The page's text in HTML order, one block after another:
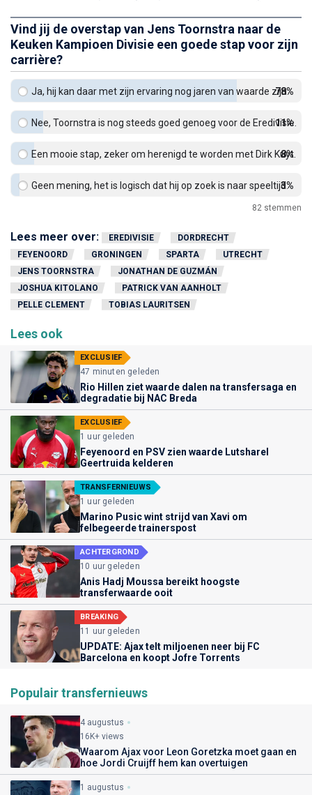
Vind jij de overstap van Jens Toornstra naar de
Keuken Kampioen Divisie een goede stap voor zijn
carrière?
Ja, hij kan daar met zijn ervaring nog jaren van waarde zijn.
78%
Nee, Toornstra is nog steeds goed genoeg voor de Eredivisie.
11%
Een mooie stap, zeker om herenigd te worden met Dirk Kuyt.
8%
Geen mening, het is logisch dat hij op zoek is naar speeltijd.3%
82 stemmen
Lees meer over: EREDIVISIE
DORDRECHT
FEYENOORD
GRONINGEN SPARTA
UTRECHT
JENS TOORNSTRA
JONATHAN DE GUZMÁN
JOSHUA KITOLANO
PATRICK VAN AANHOLT
PELLE CLEMENT
TOBIAS LAURITSEN
Lees ook
EXCLUSIEF
47 minuten geleden
Rio Hillen ziet waarde dalen na transfersaga en
degradatie bij NAC Breda
EXCLUSIEF
1 uur geleden
Feyenoord en PSV zien waarde Lutsharel
Geertruida kelderen
TRANSFERNIEUWS
1 uur geleden
Marino Pusic wint strijd van Xavi om
felbegeerde trainerspost
ACHTERGROND
10 uur geleden
Anis Hadj Moussa bereikt hoogste
transferwaarde ooit
BREAKING
11 uur geleden
UPDATE: Ajax telt miljoenen neer bij FC
Barcelona en koopt Jofre Torrents
Populair transfernieuws
4 augustus
16K+ views
Waarom Ajax voor Leon Goretzka moet gaan en
hoe Jordi Cruijff hem kan overtuigen
1 augustus